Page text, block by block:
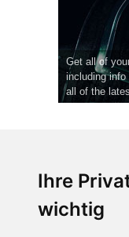
Ihre
wichtig
Get all of
including
all of the
CPost.org© 2013-2023